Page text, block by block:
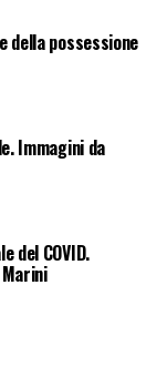
della possessione
Immagini da
del COVID.